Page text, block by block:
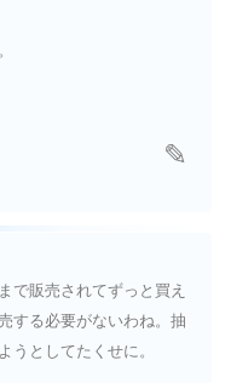
で販売されてずっと買え
する必要がないわね。抽
うとしてたくせに。